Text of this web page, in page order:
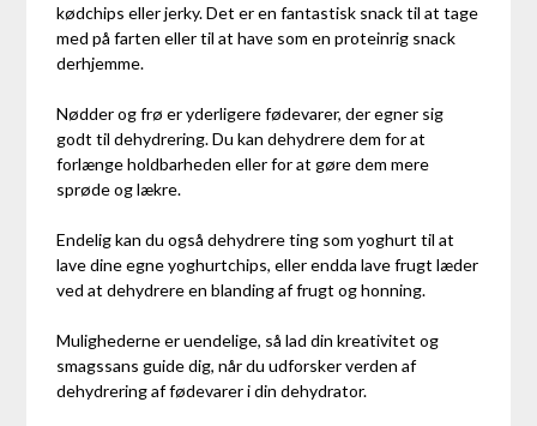
kødchips eller jerky. Det er en fantastisk snack til at tage
med på farten eller til at have som en proteinrig snack
derhjemme.
Nødder og frø er yderligere fødevarer, der egner sig
godt til dehydrering. Du kan dehydrere dem for at
forlænge holdbarheden eller for at gøre dem mere
sprøde og lækre.
Endelig kan du også dehydrere ting som yoghurt til at
lave dine egne yoghurtchips, eller endda lave frugt læder
ved at dehydrere en blanding af frugt og honning.
Mulighederne er uendelige, så lad din kreativitet og
smagssans guide dig, når du udforsker verden af
dehydrering af fødevarer i din dehydrator.